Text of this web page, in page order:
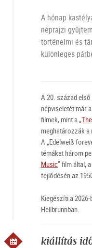
A hónap
néprajzi
történelmi és
különleges
A 20. század
népviseletét már
filmek, mint a „
meghatározzák a
A „Edelweiß
témákat három
Music” film által,
fejlődésén az
Kiegészíti a
Hellbrunnban.
kiállítás